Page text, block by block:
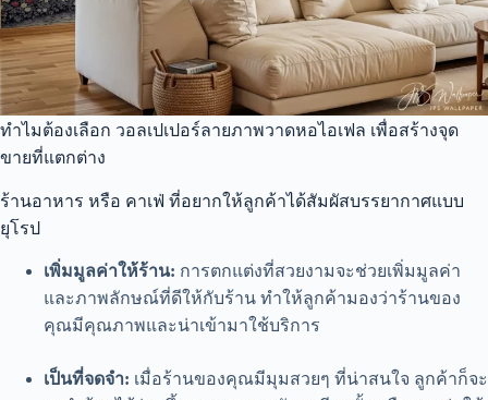
ทำไมต้องเลือก วอลเปเปอร์ลายภาพวาดหอไอเฟล เพื่อสร้างจุด
ขายที่แตกต่าง
ร้านอาหาร หรือ คาเฟ่ ที่อยากให้ลูกค้าได้สัมผัสบรรยากาศแบบ
ยุโรป
เพิ่มมูลค่าให้ร้าน: การตกแต่งที่สวยงามจะช่วยเพิ่มมูลค่า
และภาพลักษณ์ที่ดีให้กับร้าน ทำให้ลูกค้ามองว่าร้านของ
คุณมีคุณภาพและน่าเข้ามาใช้บริการ
เป็นที่จดจำ: เมื่อร้านของคุณมีมุมสวยๆ ที่น่าสนใจ ลูกค้าก็จะ